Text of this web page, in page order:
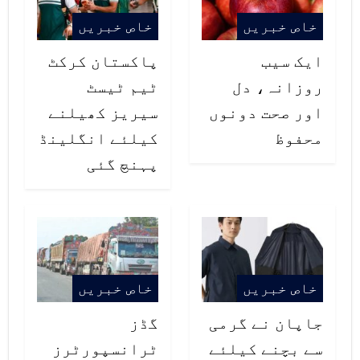
خاص خبریں
ایک سیب
روزانہ، دل
اور صحت دونوں
محفوظ
خاص خبریں
پاکستان کرکٹ
ٹیم ٹیسٹ
سیریز کھیلنے
کیلئے انگلینڈ
پہنچ گئی
خاص خبریں
جاپان نے گرمی
سے بچنے کیلئے
خاص خبریں
گڈز
ٹرانسپورٹرز